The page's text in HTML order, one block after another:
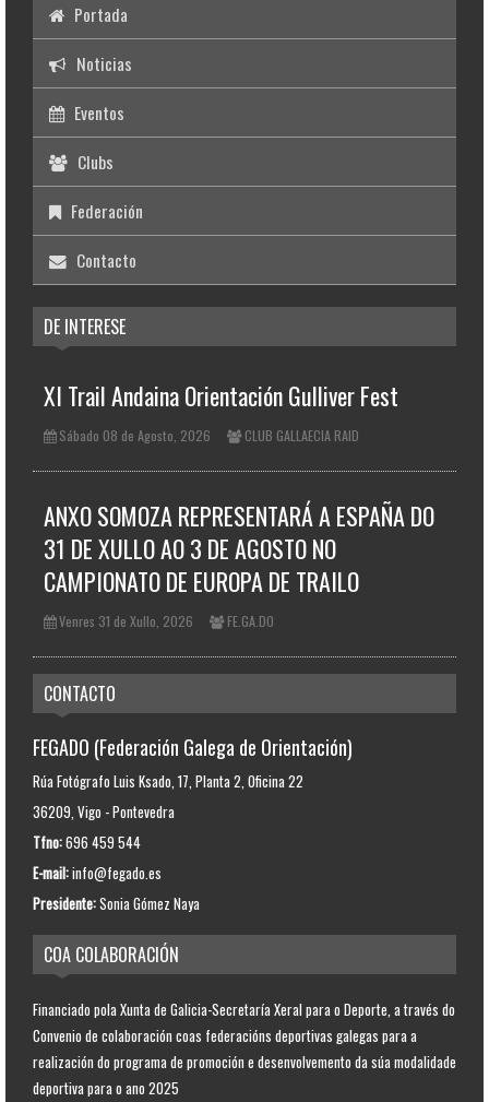
Portada
Noticias
Eventos
Clubs
Federación
Contacto
DE INTERESE
XI Trail Andaina Orientación Gulliver Fest
Sábado 08 de Agosto, 2026 CLUB GALLAECIA RAID
ANXO SOMOZA REPRESENTARÁ A ESPAÑA DO
31 DE XULLO AO 3 DE AGOSTO NO
CAMPIONATO DE EUROPA DE TRAILO
Venres 31 de Xullo, 2026 FE.GA.DO
CONTACTO
FEGADO (Federación Galega de Orientación)
Rúa Fotógrafo Luis Ksado, 17, Planta 2, Oficina 22
36209, Vigo - Pontevedra
Tfno:696 459 544
E-mail:info@fegado.es
Presidente:Sonia Gómez Naya
COA COLABORACIÓN
Financiado pola Xunta de Galicia-Secretaría Xeral para o Deporte, a través do
Convenio de colaboración coas federacións deportivas galegas para a
realización do programa de promoción e desenvolvemento da súa modalidade
deportiva para o ano 2025